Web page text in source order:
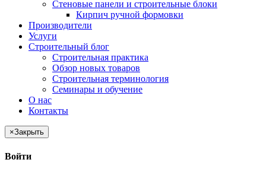
Стеновые панели и строительные блоки
Кирпич ручной формовки
Производители
Услуги
Строительный блог
Строительная практика
Обзор новых товаров
Строительная терминология
Семинары и обучение
О нас
Контакты
×Закрыть
Войти